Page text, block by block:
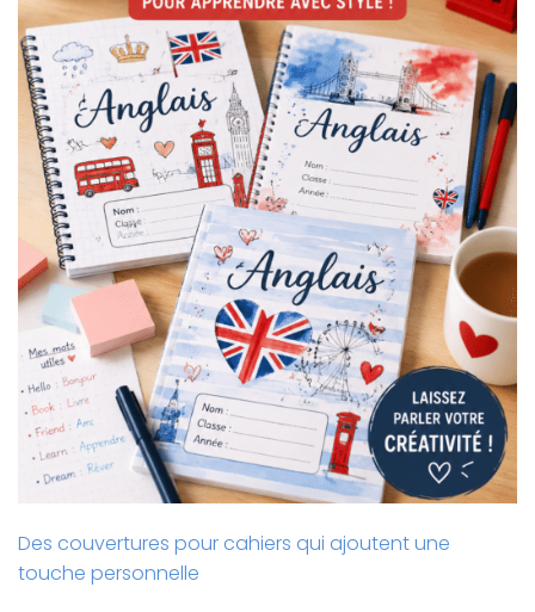
Des couvertures pour cahiers qui ajoutent une
touche personnelle